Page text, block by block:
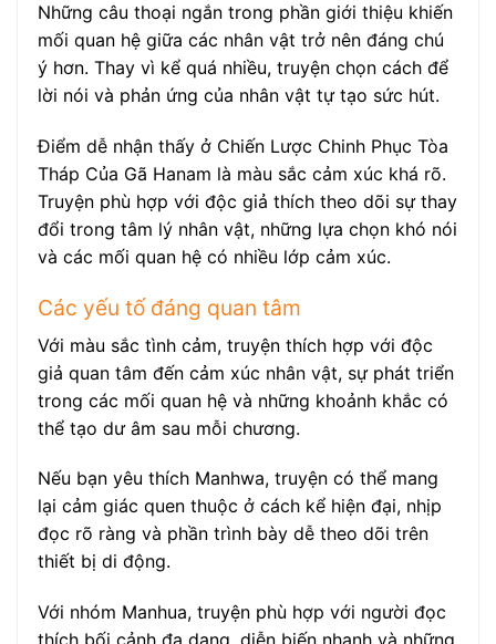
Những câu thoại ngắn trong phần giới thiệu khiến
mối quan hệ giữa các nhân vật trở nên đáng chú
ý hơn. Thay vì kể quá nhiều, truyện chọn cách để
lời nói và phản ứng của nhân vật tự tạo sức hút.
Điểm dễ nhận thấy ở Chiến Lược Chinh Phục Tòa
Tháp Của Gã Hanam là màu sắc cảm xúc khá rõ.
Truyện phù hợp với độc giả thích theo dõi sự thay
đổi trong tâm lý nhân vật, những lựa chọn khó nói
và các mối quan hệ có nhiều lớp cảm xúc.
Các yếu tố đáng quan tâm
Với màu sắc tình cảm, truyện thích hợp với độc
giả quan tâm đến cảm xúc nhân vật, sự phát triển
trong các mối quan hệ và những khoảnh khắc có
thể tạo dư âm sau mỗi chương.
Nếu bạn yêu thích Manhwa, truyện có thể mang
lại cảm giác quen thuộc ở cách kể hiện đại, nhịp
đọc rõ ràng và phần trình bày dễ theo dõi trên
thiết bị di động.
Với nhóm Manhua, truyện phù hợp với người đọc